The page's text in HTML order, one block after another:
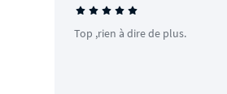
Top ,rien à dire de plus.